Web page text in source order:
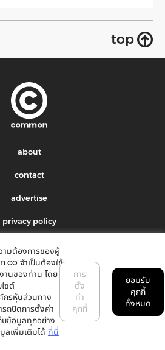
top
about
contact
advertise
privacy policy
to our newsletter:
submit
ามต้องการของผู้
จำเป็นต้องใช้
านของท่าน โดย
ซต์
รหุ้นส่วนทาง
ถปิดการตั้งค่า
บข้อมูลทุกอย่าง
ลเพิ่มเติมได้ ที่นี่
การ
ตั้ง
ค่า
คุกกี้
ยอมรับ
คุกกี้
ทั้งหมด